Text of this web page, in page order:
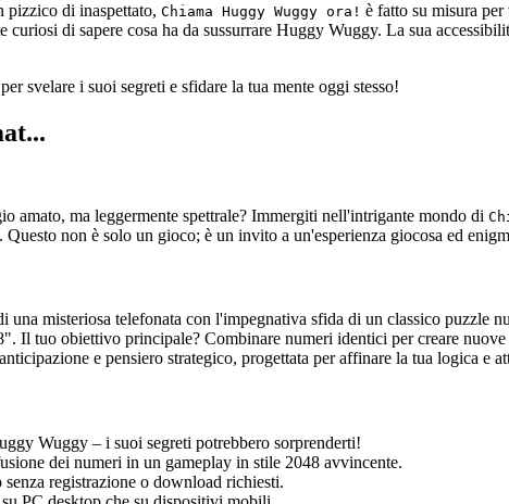
pizzico di inaspettato, Chiama Huggy Wuggy ora! è fatto su misura
di sapere cosa ha da sussurrare Huggy Wuggy. La sua
per svelare i suoi segreti e sfidare la tua mente oggi stesso!
amato, ma leggermente spettrale? Immergiti nell'intrigante mondo di
non è solo un gioco; è un invito a un'esperienza giocosa ed
una misteriosa telefonata con l'impegnativa sfida di un classico puzzle
Il tuo obiettivo principale? Combinare numeri identici per creare
e pensiero strategico, progettata per affinare la tua logica e
Wuggy – i suoi segreti potrebbero sorprenderti!
dei numeri in un gameplay in stile 2048 avvincente.
registrazione o download richiesti.